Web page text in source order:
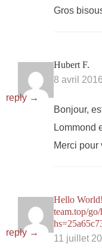
Gros
reply →
Hubert F.
8 avril
Bonjour,
Lommond
Merci pour
reply →
Hello
team.top/
11 juillet